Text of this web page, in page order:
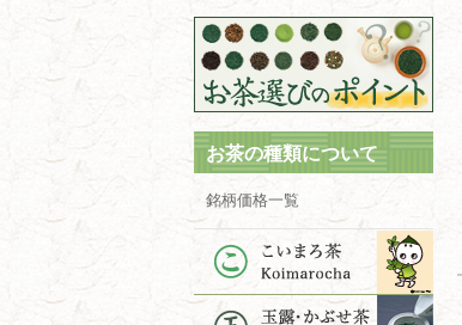
お茶の種類について
銘柄価格一覧